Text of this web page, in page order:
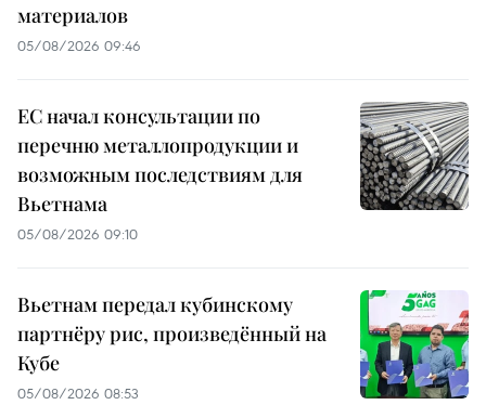
материалов
05/08/2026 09:46
ЕС начал консультации по
перечню металлопродукции и
возможным последствиям для
Вьетнама
05/08/2026 09:10
Вьетнам передал кубинскому
партнёру рис, произведённый на
Кубе
05/08/2026 08:53